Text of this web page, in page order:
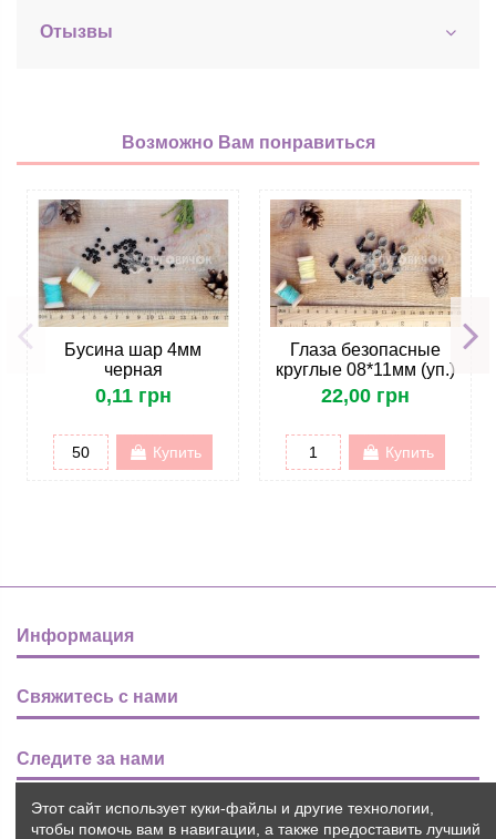
Отызвы
Возможно Вам понравиться
Бусина шар 4мм
черная
0,11 грн
Купить
Глаза безопасные
круглые 08*11мм (уп.)
22,00 грн
Купить
Информация
Свяжитесь с нами
Следите за нами
Новости
Этот сайт использует куки-файлы и другие технологии,
чтобы помочь вам в навигации, а также предоставить лучший